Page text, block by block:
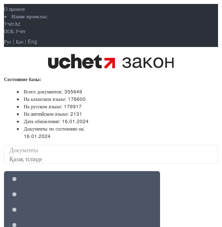
О проекте
Наши проекты:
Учёт.kz
ПОБ.Учёт
Рус | Қаз | Eng
Состояние базы:
Всего документов: 355649
На казахском языке: 176600
На русском языке: 176917
На английском языке: 2131
Дата обновления: 16.01.2024
Документы по состоянию на:
16.01.2024
Документы
Қазақ тілінде